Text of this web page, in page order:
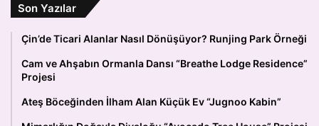
Son Yazılar
Çin’de Ticari Alanlar Nasıl Dönüşüyor? Runjing Park Örneği
Cam ve Ahşabın Ormanla Dansı “Breathe Lodge Residence”
Projesi
Ateş Böceğinden İlham Alan Küçük Ev “Jugnoo Kabin”